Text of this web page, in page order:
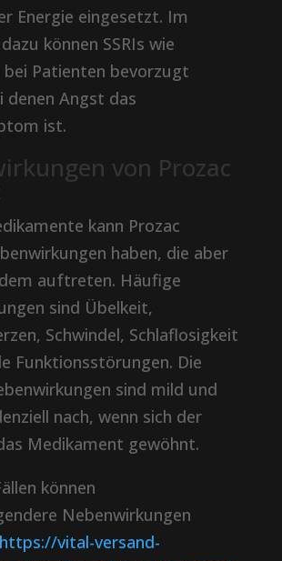
Energie eingesetzt. Im
können SSRIs wie
Patienten bevorzugt
denen Angst das
ist.
von Prozac
kann Prozac
haben, die aber
auftreten. Häufige
sind Übelkeit,
Schwindel, Schlaflosigkeit
Funktionsstörungen. Die
sind mild und
nach, wenn sich der
Medikament gewöhnt.
können
Nebenwirkungen
https://vital-versand-